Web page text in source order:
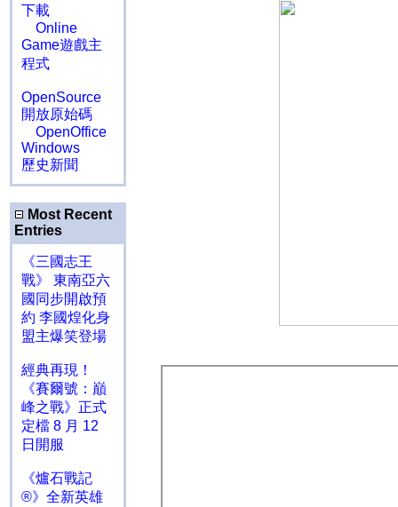
下載
Online
Game遊戲主
程式
OpenSource
開放原始碼
OpenOffice
Windows
歷史新聞
Most Recent
Entries
《三國志王
戰》 東南亞六
國同步開啟預
約 李國煌化身
盟主爆笑登場
經典再現！
《賽爾號：巔
峰之戰》正式
定檔 8 月 12
日開服
《爐石戰記
®》全新英雄